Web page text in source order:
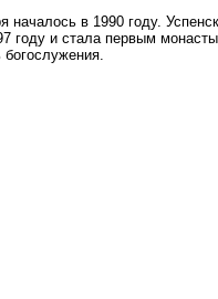
началось в 1990 году.
году и стала первым
богослужения.